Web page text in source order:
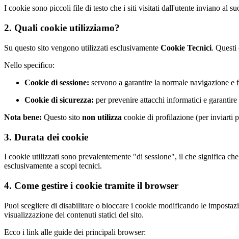
I cookie sono piccoli file di testo che i siti visitati dall'utente inviano al
2. Quali cookie utilizziamo?
Su questo sito vengono utilizzati esclusivamente Cookie Tecnici. Questi
Nello specifico:
Cookie di sessione: servono a garantire la normale navigazione e
Cookie di sicurezza: per prevenire attacchi informatici e
Nota bene: Questo sito non utilizza cookie di profilazione (per inviarti
3. Durata dei cookie
I cookie utilizzati sono prevalentemente "di sessione", il che significa
esclusivamente a scopi tecnici.
4. Come gestire i cookie tramite il browser
Puoi scegliere di disabilitare o bloccare i cookie modificando le
visualizzazione dei contenuti statici del sito.
Ecco i link alle guide dei principali browser: